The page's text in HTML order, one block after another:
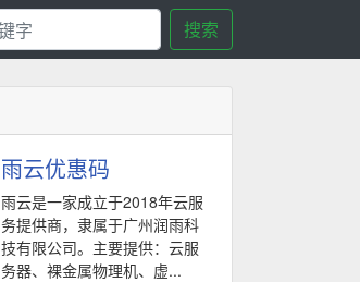
搜索
雨云优惠码
雨云是一家成立于2018年云服
务提供商，隶属于广州润雨科
技有限公司。主要提供：云服
务器、裸金属物理机、虚...